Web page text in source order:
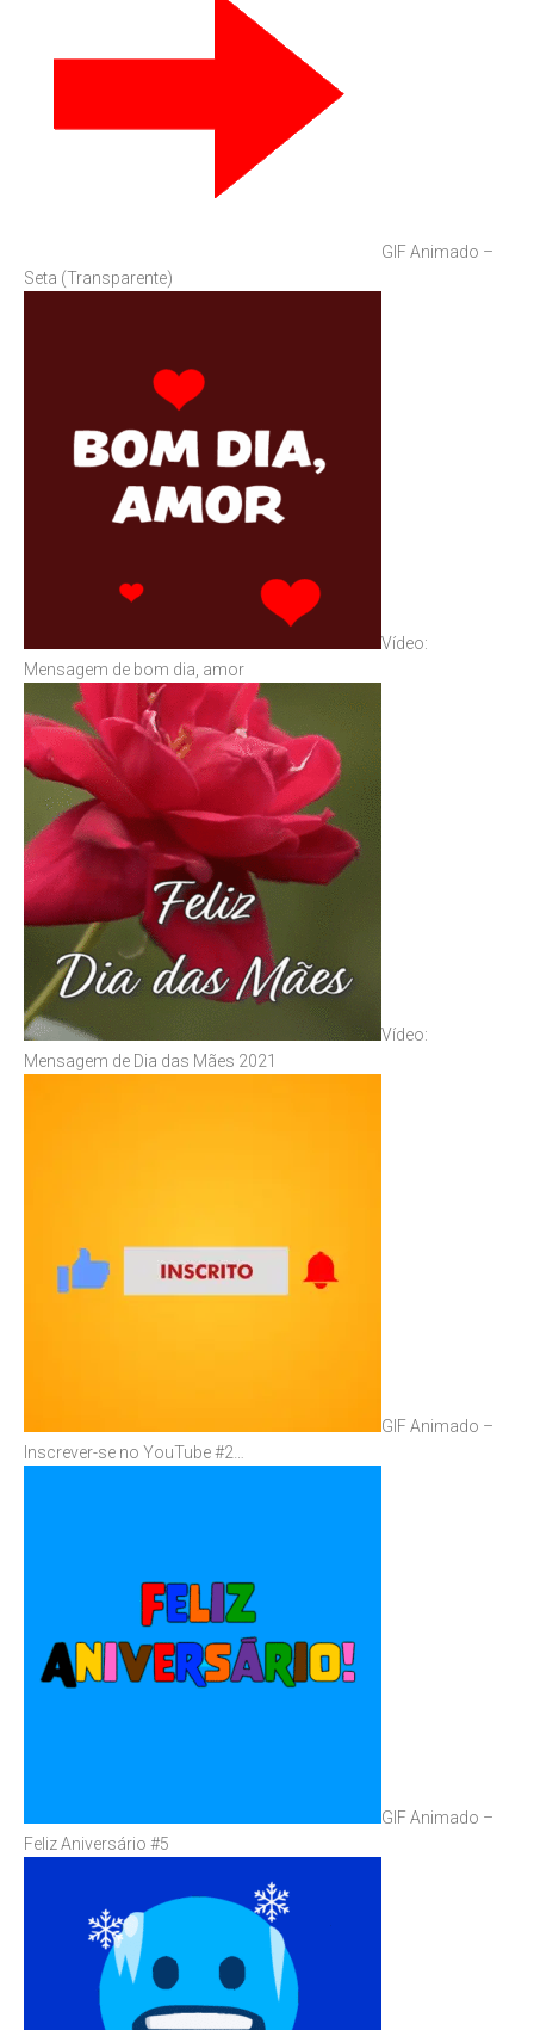
GIF Animado –
Seta (Transparente)
Vídeo:
Mensagem de bom dia, amor
Vídeo:
Mensagem de Dia das Mães 2021
GIF Animado –
Inscrever-se no YouTube #2…
GIF Animado –
Feliz Aniversário #5